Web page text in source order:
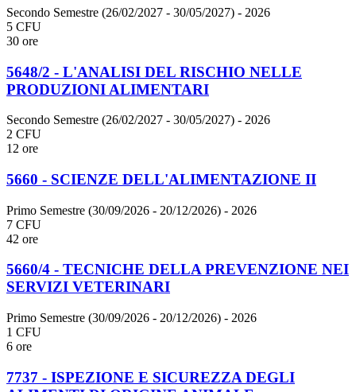
Secondo Semestre (26/02/2027 - 30/05/2027) - 2026
5 CFU
30 ore
5648/2 - L'ANALISI DEL RISCHIO NELLE
PRODUZIONI ALIMENTARI
Secondo Semestre (26/02/2027 - 30/05/2027) - 2026
2 CFU
12 ore
5660 - SCIENZE DELL'ALIMENTAZIONE II
Primo Semestre (30/09/2026 - 20/12/2026) - 2026
7 CFU
42 ore
5660/4 - TECNICHE DELLA PREVENZIONE NEI
SERVIZI VETERINARI
Primo Semestre (30/09/2026 - 20/12/2026) - 2026
1 CFU
6 ore
7737 - ISPEZIONE E SICUREZZA DEGLI